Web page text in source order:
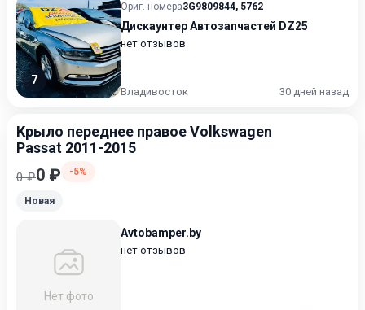
7
Ориг. номера3G9809844, 5762
Дискаунтер Автозапчастей DZ25
нет отзывов
Владивосток 30 дней назад
Крыло переднее правое Volkswagen
Passat 2011-2015
0 ₽0 ₽ -5%
Новая
Нет фото
Avtobamper.by
нет отзывов